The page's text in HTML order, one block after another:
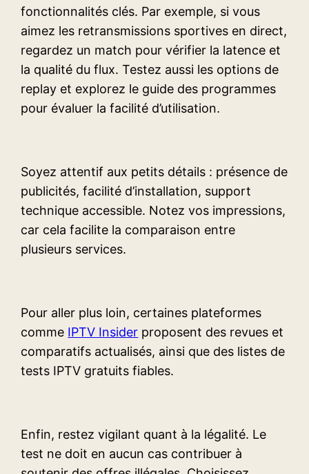
fonctionnalités clés. Par exemple, si vous
aimez les retransmissions sportives en direct,
regardez un match pour vérifier la latence et
la qualité du flux. Testez aussi les options de
replay et explorez le guide des programmes
pour évaluer la facilité d’utilisation.
Soyez attentif aux petits détails : présence de
publicités, facilité d’installation, support
technique accessible. Notez vos impressions,
car cela facilite la comparaison entre
plusieurs services.
Pour aller plus loin, certaines plateformes
comme IPTV Insider proposent des revues et
comparatifs actualisés, ainsi que des listes de
tests IPTV gratuits fiables.
Enfin, restez vigilant quant à la légalité. Le
test ne doit en aucun cas contribuer à